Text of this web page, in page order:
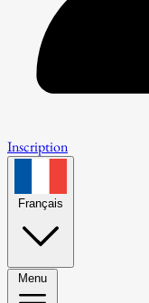
Inscription
Français
Menu